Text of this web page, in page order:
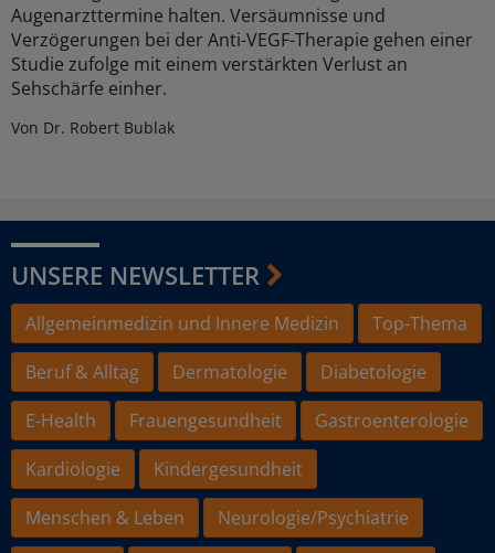
Augenarzttermine halten. Versäumnisse und
Verzögerungen bei der Anti-VEGF-Therapie gehen einer
Studie zufolge mit einem verstärkten Verlust an
Sehschärfe einher.
Von Dr. Robert Bublak
UNSERE NEWSLETTER
Allgemeinmedizin und Innere Medizin
Top-Thema
Beruf & Alltag
Dermatologie
Diabetologie
E-Health
Frauengesundheit
Gastroenterologie
Kardiologie
Kindergesundheit
Menschen & Leben
Neurologie/Psychiatrie